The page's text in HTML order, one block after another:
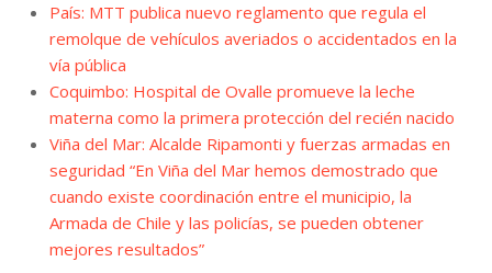
País: MTT publica nuevo reglamento que regula el
remolque de vehículos averiados o accidentados en la
vía pública
Coquimbo: Hospital de Ovalle promueve la leche
materna como la primera protección del recién nacido
Viña del Mar: Alcalde Ripamonti y fuerzas armadas en
seguridad “En Viña del Mar hemos demostrado que
cuando existe coordinación entre el municipio, la
Armada de Chile y las policías, se pueden obtener
mejores resultados”